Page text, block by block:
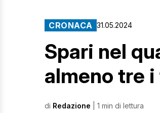
CRONACA 31.05.2024
Spari nel
almeno tre
di Redazione | 1 min di lettura